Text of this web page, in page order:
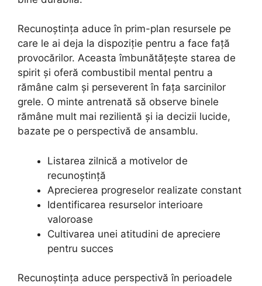
Recunoștința aduce în prim-plan resursele pe
care le ai deja la dispoziție pentru a face față
provocărilor. Aceasta îmbunătățește starea de
spirit și oferă combustibil mental pentru a
rămâne calm și perseverent în fața sarcinilor
grele. O minte antrenată să observe binele
rămâne mult mai rezilientă și ia decizii lucide,
bazate pe o perspectivă de ansamblu.
Listarea zilnică a motivelor de
recunoștință
Aprecierea progreselor realizate constant
Identificarea resurselor interioare
valoroase
Cultivarea unei atitudini de apreciere
pentru succes
Recunoștința aduce perspectivă în perioadele